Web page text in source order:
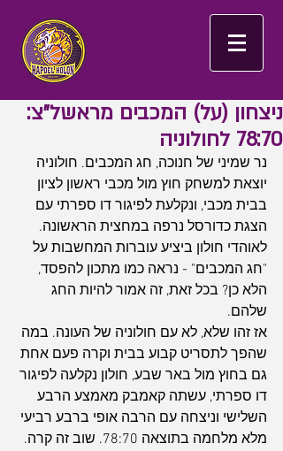
ניצחון (על) המכבים מראשל"צ:
78:70 לחולוניה
נר שמיני של חנוכה, חג המכבים. חולוניה
יוצאת למשחק חוץ מול מכבי ראשון לציון
בבית מכבי, ונקלעת לפיגור דו ספרתי עם
הצגת כדורסל נרפה במחצית הראשונה.
לאוהדי חולון ביציע עוברות המחשבות על
"חג המכבים" - נראה כמו מתכון להפסד,
הלא כן? בכל זאת, זה אמור להיות החג
שלהם.
אז זהו שלא, לא עם חולוניה של העונה. במה
שהפך לתסריט קבוע בבית וקרה פעם אחת
גם בחוץ מול באר שבע, חולון נקלעה לפיגור
דו ספרתי, עשתה קאמבק מאמצע הרבע
השלישי וניצחה עם הרבה אופי ברבע רביעי
מלא מלחמה בתוצאה 78:70. שוב זה קרה.